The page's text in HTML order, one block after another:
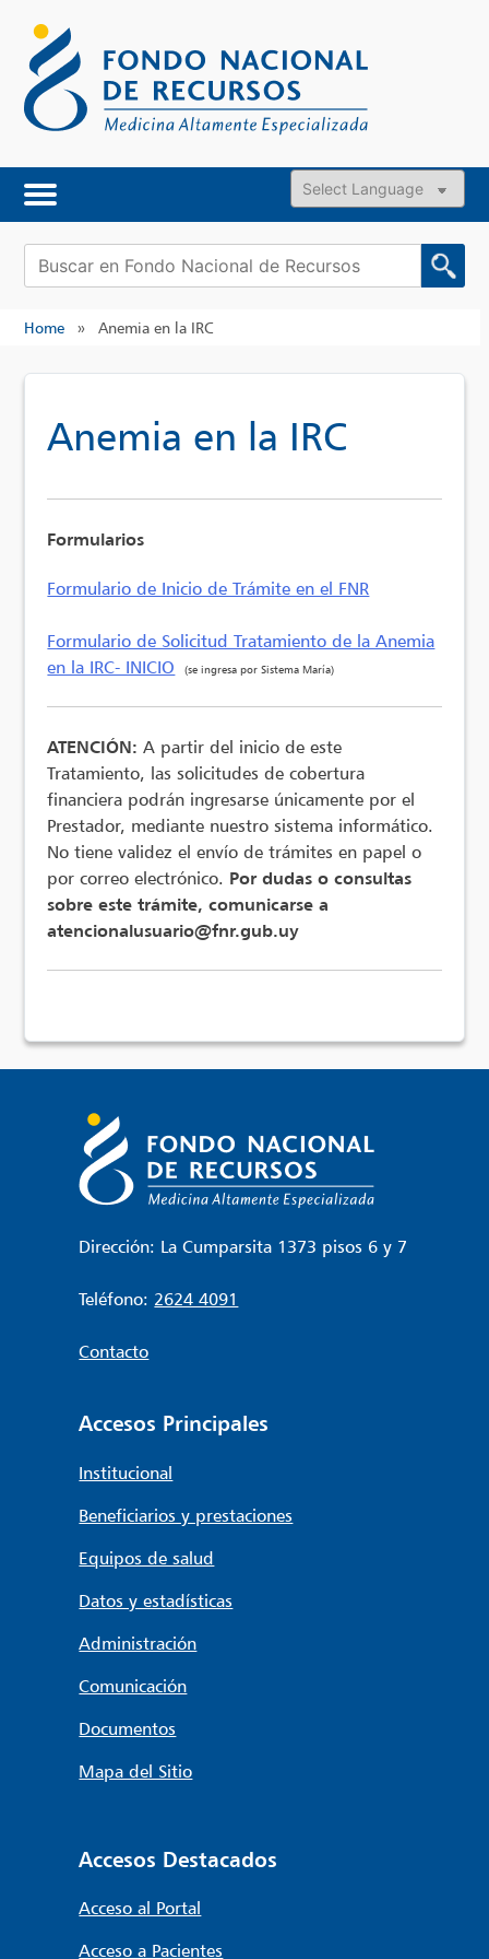
content
Powered by
Buscar:
Home » Anemia en la IRC
Anemia en la IRC
Formularios
Formulario de Inicio de Trámite en el FNR
Formulario de Solicitud Tratamiento de la Anemia
en la IRC- INICIO
(se ingresa por Sistema María)
ATENCIÓN: A partir del inicio de este
Tratamiento, las solicitudes de cobertura
financiera podrán ingresarse únicamente por el
Prestador, mediante nuestro sistema informático.
No tiene validez el envío de trámites en papel o
por correo electrónico. Por dudas o consultas
sobre este trámite, comunicarse a
atencionalusuario@fnr.gub.uy
Dirección: La Cumparsita 1373 pisos 6 y 7
Teléfono: 2624 4091
Contacto
Accesos Principales
Institucional
Beneficiarios y prestaciones
Equipos de salud
Datos y estadísticas
Administración
Comunicación
Documentos
Mapa del Sitio
Accesos Destacados
Acceso al Portal
Acceso a Pacientes